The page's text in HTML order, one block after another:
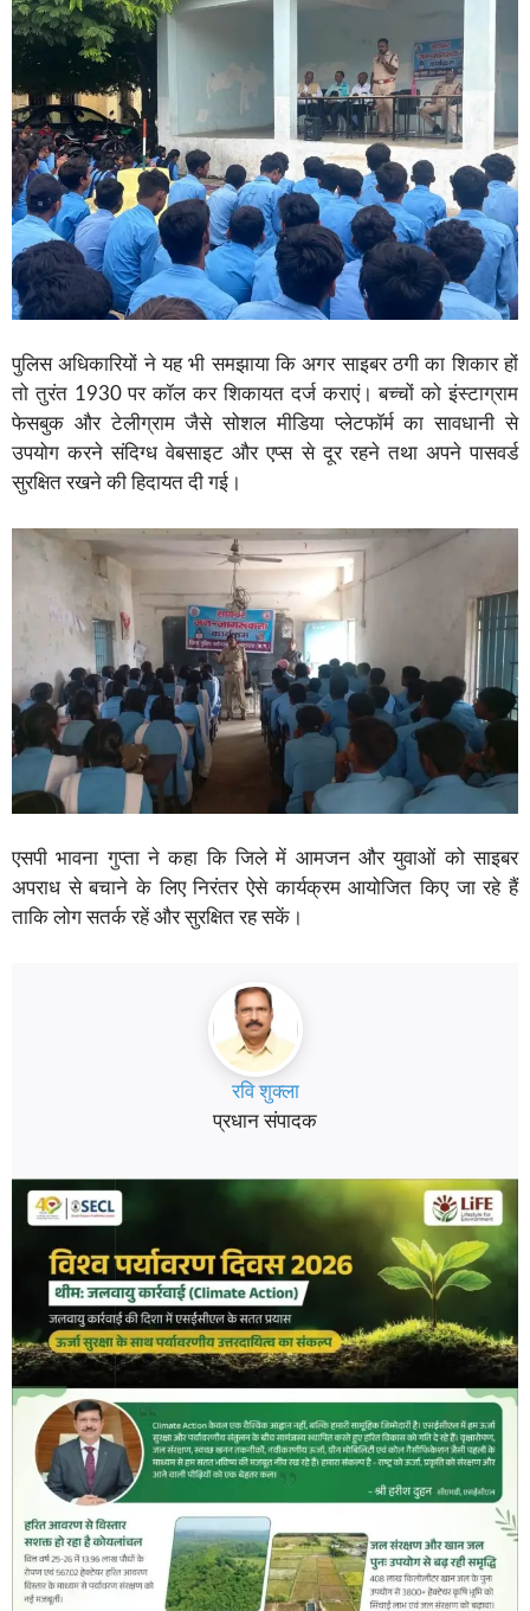
पुलिस अधिकारियों ने यह भी समझाया कि अगर साइबर ठगी का शिकार हों
तो तुरंत 1930 पर कॉल कर शिकायत दर्ज कराएं। बच्चों को इंस्टाग्राम
फेसबुक और टेलीग्राम जैसे सोशल मीडिया प्लेटफॉर्म का सावधानी से
उपयोग करने संदिग्ध वेबसाइट और एप्स से दूर रहने तथा अपने पासवर्ड
सुरक्षित रखने की हिदायत दी गई।
एसपी भावना गुप्ता ने कहा कि जिले में आमजन और युवाओं को साइबर
अपराध से बचाने के लिए निरंतर ऐसे कार्यक्रम आयोजित किए जा रहे हैं
ताकि लोग सतर्क रहें और सुरक्षित रह सकें।
रवि शुक्ला
प्रधान संपादक